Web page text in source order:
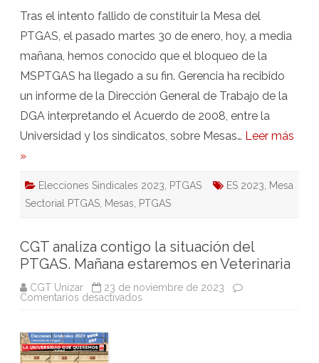
Tras el intento fallido de constituir la Mesa del
PTGAS, el pasado martes 30 de enero, hoy, a media
mañana, hemos conocido que el bloqueo de la
MSPTGAS ha llegado a su fin. Gerencia ha recibido
un informe de la Dirección General de Trabajo de la
DGA interpretando el Acuerdo de 2008, entre la
Universidad y los sindicatos, sobre Mesas… Leer más
»
Elecciones Sindicales 2023 PTGAS ES 2023
Mesa
Sectorial PTGAS Mesas PTGAS
CGT analiza contigo la situación del
PTGAS. Mañana estaremos en Veterinaria
CGT Unizar
23 de noviembre de 2023
Comentarios desactivados